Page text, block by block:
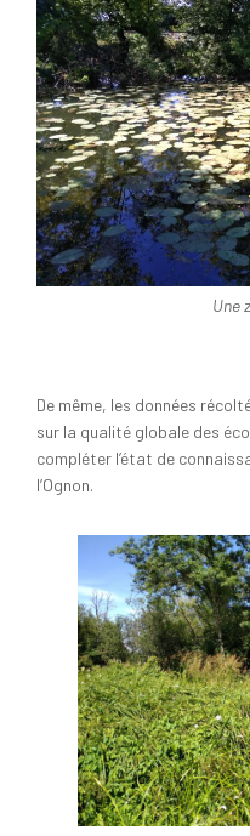
Une
De même, les données
sur la qualité globale des
compléter l’état de
l’Ognon.